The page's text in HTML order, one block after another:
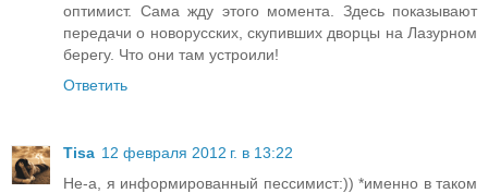
оптимист. Сама жду этого момента. Здесь показывают
передачи о новорусских, скупивших дворцы на Лазурном
берегу. Что они там устроили!
Ответить
Tisa 12 февраля 2012 г. в 13:22
Не-а, я информированный пессимист:)) *именно в таком